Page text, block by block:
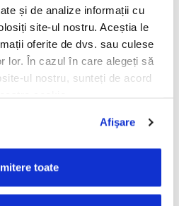
și de analize informații cu
site-ul nostru. Aceștia le
oferite de dvs. sau culese
lor. În cazul în care alegeți să
ul nostru, sunteți de acord
Afişare
toate
operațional.
/flota distributie /
Siguranța rutieră în
rutiere, cauzele lor și
Înainte